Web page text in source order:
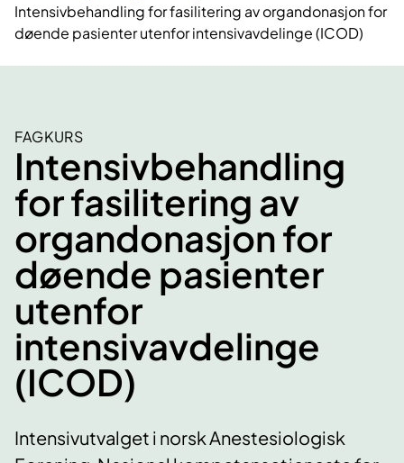
Intensivbehandling for fasilitering av organdonasjon for
døende pasienter utenfor intensivavdelinge (ICOD)
FAGKURS
Intensivbehandling
for fasilitering av
organdonasjon for
døende pasienter
utenfor
intensivavdelinge
(ICOD)
Intensivutvalget i norsk Anestesiologisk